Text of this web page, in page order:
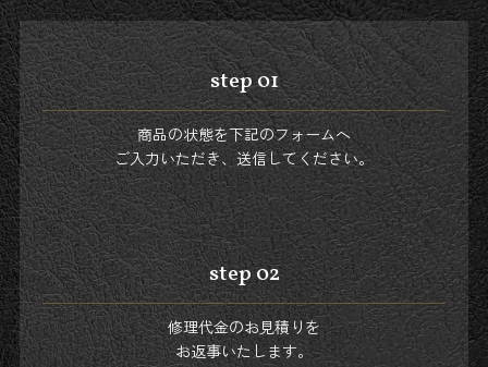
step 01
商品の状態を下記のフォームへ
ご入力いただき、送信してください。
step 02
修理代金のお見積りを
お返事いたします。